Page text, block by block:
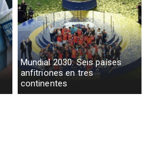
Mundial 2030: Seis países
anfitriones en tres
continentes